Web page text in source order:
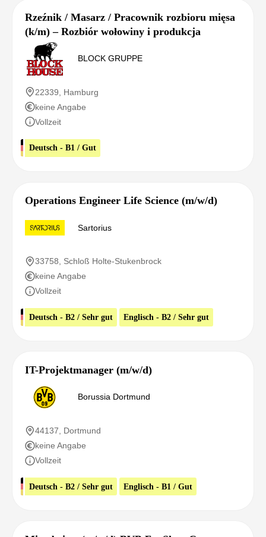
Rzeźnik / Masarz / Pracownik rozbioru mięsa
(k/m) – Rozbiór wołowiny i produkcja
BLOCK GRUPPE
22339, Hamburg
keine Angabe
Vollzeit
Deutsch - B1 / Gut
Operations Engineer Life Science (m/w/d)
Sartorius
33758, Schloß Holte-Stukenbrock
keine Angabe
Vollzeit
Deutsch - B2 / Sehr gut Englisch - B2 / Sehr gut
IT-Projektmanager (m/w/d)
Borussia Dortmund
44137, Dortmund
keine Angabe
Vollzeit
Deutsch - B2 / Sehr gut Englisch - B1 / Gut